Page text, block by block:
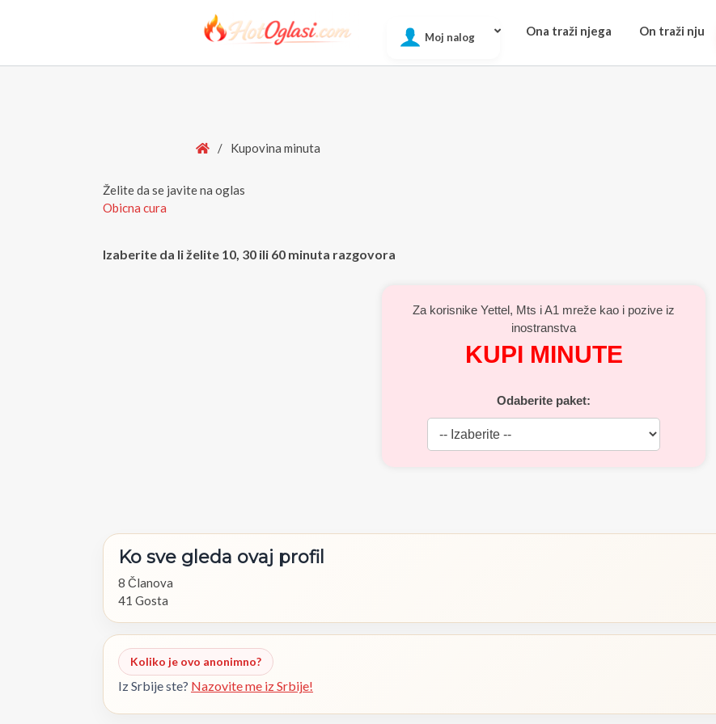
Moj nalog Ona traži njega On traži nju
Home
/ Kupovina minuta
Želite da se javite na oglas
Obicna cura
Izaberite da li želite 10, 30 ili 60 minuta razgovora
Za korisnike Yettel, Mts i A1 mreže kao i pozive iz
inostranstva
KUPI MINUTE
Odaberite paket:
Ko sve gleda ovaj profil
8 Članova
41 Gosta
Koliko je ovo anonimno?
Iz Srbije ste? Nazovite me iz Srbije!